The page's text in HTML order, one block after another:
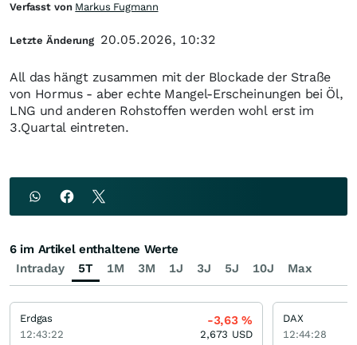
All das hängt zusammen mit der Blockade der Straße
von Hormus - aber echte Mangel-Erscheinungen bei Öl,
LNG und anderen Rohstoffen werden wohl erst im
3.Quartal eintreten.
Verfasst von Markus Fugmann
Letzte Änderung 20.05.2026, 10:32
Intraday 5T 1M 3M 1J 3J 5J 10J Max
6 im Artikel enthaltene Werte
Erdgas
12:43:22
-3,63%
2,673 USD
DAX
12:44:28